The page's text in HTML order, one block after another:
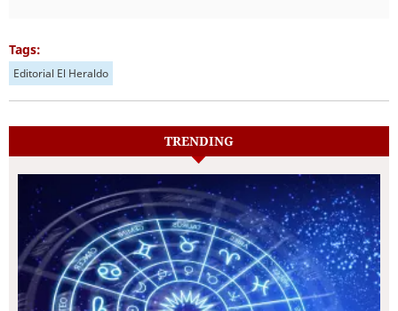
Tags:
Editorial El Heraldo
TRENDING